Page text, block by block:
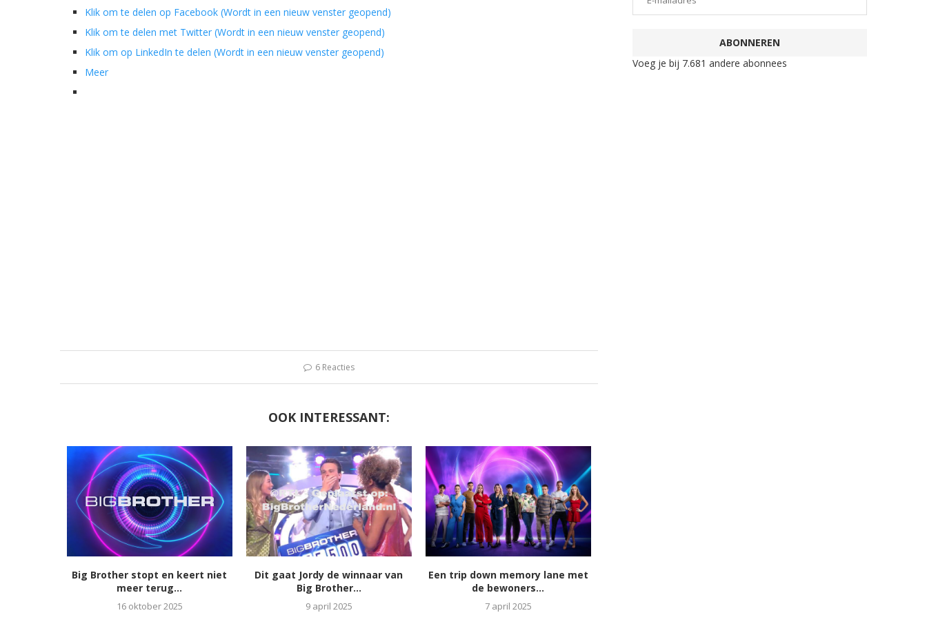
Klik om te delen op Facebook (Wordt in een nieuw venster geopend)
Klik om te delen met Twitter (Wordt in een nieuw venster geopend)
Klik om op LinkedIn te delen (Wordt in een nieuw venster geopend)
Meer
6 Reacties
OOK INTERESSANT:
Big Brother stopt en keert niet
meer terug...
16 oktober 2025
Dit gaat Jordy de winnaar van
Big Brother...
9 april 2025
Een trip down memory lane met
de bewoners...
7 april 2025
ABONNEREN
Voeg je bij 7.681 andere abonnees